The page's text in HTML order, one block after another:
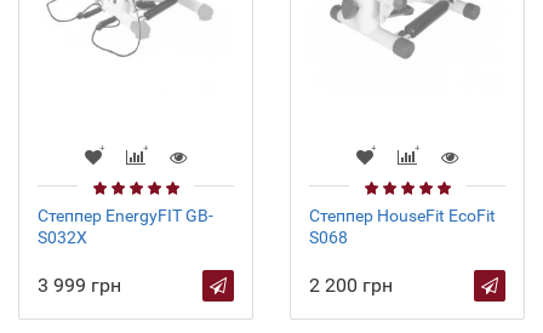
Степпер EnergyFIT GB-
S032X
3 999 грн
Cтеппер HouseFit EcoFit
S068
2 200 грн